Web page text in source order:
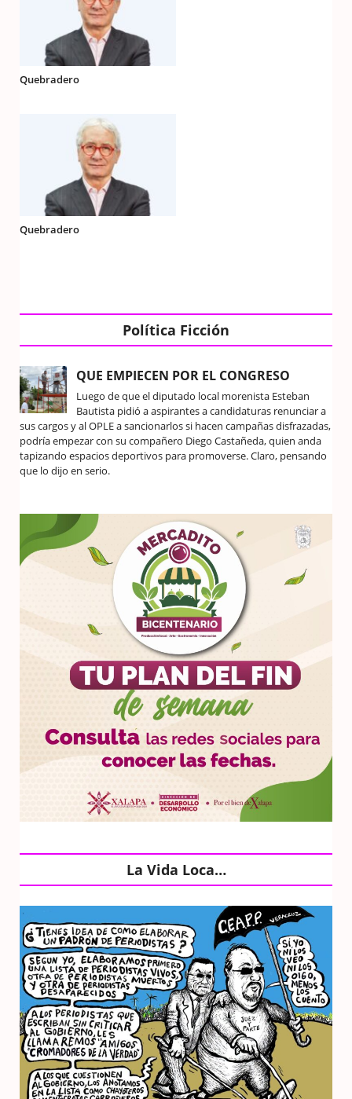
Quebradero
Quebradero
Política Ficción
QUE EMPIECEN POR EL CONGRESO
Luego de que el diputado local morenista Esteban
Bautista pidió a aspirantes a candidaturas renunciar a
sus cargos y al OPLE a sancionarlos si hacen campañas disfrazadas,
podría empezar con su compañero Diego Castañeda, quien anda
tapizando espacios deportivos para promoverse. Claro, pensando
que lo dijo en serio.
La Vida Loca…